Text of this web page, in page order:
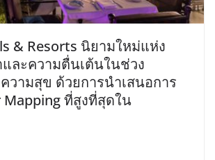
& Resorts นิยามใหม่แห่ง
ละความตื่นเต้นในช่วง
วามสุข ด้วยการนำเสนอการ
Mapping ที่สูงที่สุดใน